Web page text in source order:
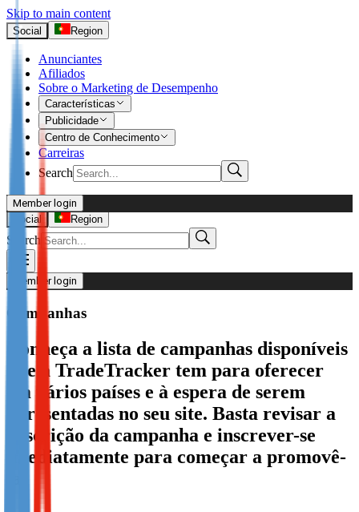
Skip to main content
Social Region
Anunciantes
Afiliados
Sobre o Marketing de Desempenho
Características
Publicidade
Centro de Conhecimento
Carreiras
Search
I’m Advertiser
Login
Not already our Advertiser?
Sign up here
I’m Publisher
Login
Not already our Publisher?
Member login
Social
Region
Search
Member login
Campanhas
Conheça a lista de campanhas disponíveis
que a TradeTracker tem para oferecer
em vários países e à espera de serem
apresentadas no seu site. Basta revisar a
descrição da campanha e inscrever-se
imediatamente para começar a promovê-